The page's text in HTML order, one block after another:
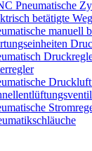
Pneumatische
betätigte
manuell